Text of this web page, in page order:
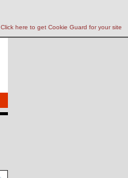
Click here to get Cookie Guard for your site